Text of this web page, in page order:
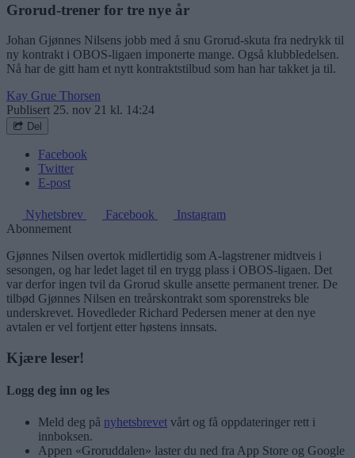
Grorud-trener for tre nye år
Johan Gjønnes Nilsens jobb med å snu Grorud-skuta fra nedrykk til
ny kontrakt i OBOS-ligaen imponerte mange. Også klubbledelsen.
Nå har de gitt ham et nytt kontraktstilbud som han har takket ja til.
Kay Grue Thorsen
Publisert 25. nov 21 kl. 14:24
Del
Facebook
Twitter
E-post
Nyhetsbrev Facebook
Instagram
Abonnement
Gjønnes Nilsen overtok midlertidig som A-lagstrener midtveis i
sesongen, og har ledet laget til en trygg plass i OBOS-ligaen. Det
var derfor ingen tvil da Grorud skulle ansette permanent trener. De
tilbød Gjønnes Nilsen en treårskontrakt som sporenstreks ble
underskrevet. Hovedleder Richard Pedersen mener at den nye
avtalen er vel fortjent etter høstens innsats.
Kjære leser!
Logg deg inn og les
Meld deg på nyhetsbrevet vårt og få oppdateringer rett i
innboksen.
Appen «Groruddalen» laster du ned fra App Store og Google